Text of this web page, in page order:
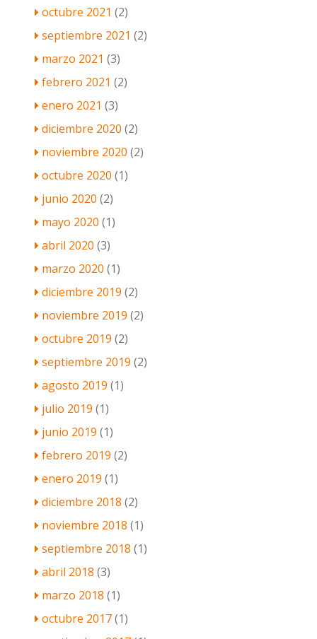
octubre 2021 (2)
septiembre 2021 (2)
marzo 2021 (3)
febrero 2021 (2)
enero 2021 (3)
diciembre 2020 (2)
noviembre 2020 (2)
octubre 2020 (1)
junio 2020 (2)
mayo 2020 (1)
abril 2020 (3)
marzo 2020 (1)
diciembre 2019 (2)
noviembre 2019 (2)
octubre 2019 (2)
septiembre 2019 (2)
agosto 2019 (1)
julio 2019 (1)
junio 2019 (1)
febrero 2019 (2)
enero 2019 (1)
diciembre 2018 (2)
noviembre 2018 (1)
septiembre 2018 (1)
abril 2018 (3)
marzo 2018 (1)
octubre 2017(1)